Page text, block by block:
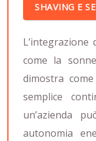
SHAVING E
come la
dimostra
semplice
un’azienda
autonomia